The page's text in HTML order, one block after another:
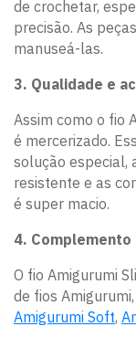
de crochetar,
precisão. As
manuseá-las.
3. Qualidade e
Assim como o fio
é mercerizado.
solução especial,
resistente e as
é super macio.
4. Complemento
O fio Amigurumi
de fios
Amigurumi Soft,